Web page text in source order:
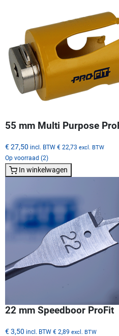
55 mm Multi Purpose
€ 27,50 incl. BTW € 22,73 excl. BTW
Op voorraad (2)
In winkelwagen
22 mm Speedboor ProFit
€ 3,50 incl. BTW € 2,89 excl. BTW